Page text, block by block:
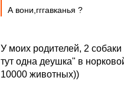
А вони,гггавканья ?
У моих родителей, 2
тут одна деушка" в
10000 животных))